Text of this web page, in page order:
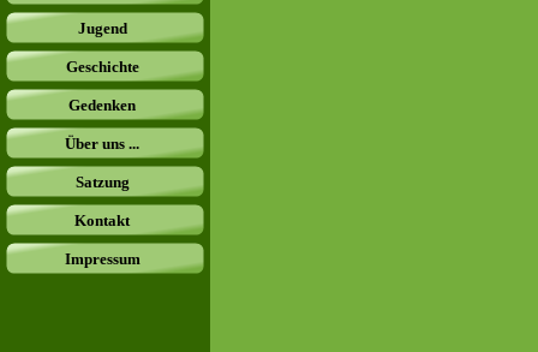
Jugend
Geschichte
Gedenken
Über uns ...
Satzung
Kontakt
Impressum